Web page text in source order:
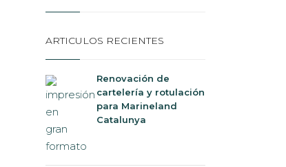
ARTICULOS RECIENTES
Renovación de
cartelería y rotulación
para Marineland
Catalunya